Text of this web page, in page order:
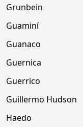
Grunbein
Guaminí
Guanaco
Guernica
Guerrico
Guillermo Hudson
Haedo